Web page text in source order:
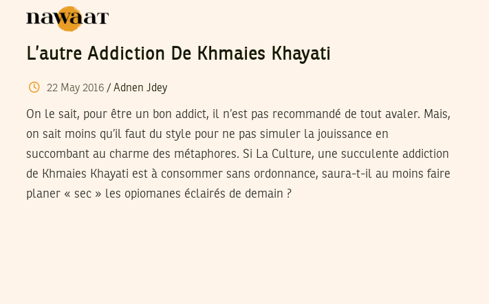
L’autre Addiction De Khmaies Khayati
22 May 2016/ Adnen Jdey
On le sait, pour être un bon addict, il n’est pas recommandé de tout avaler. Mais,
on sait moins qu’il faut du style pour ne pas simuler la jouissance en
succombant au charme des métaphores. Si La Culture, une succulente addiction
de Khmaies Khayati est à consommer sans ordonnance, saura-t-il au moins faire
planer « sec » les opiomanes éclairés de demain ?